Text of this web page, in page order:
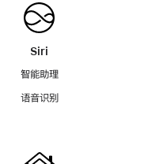
Siri
智能助理
语音识别